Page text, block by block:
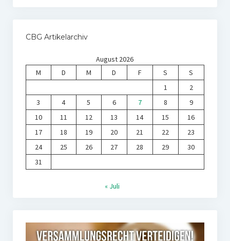
CBG Artikelarchiv
August 2026
M
D M D F S
S
1
2
3
4 5 6 7 8
9
10
11 12 13 14 15
16
17
18 19 20 21 22
23
24
25 26 27 28 29
30
31
« Juli